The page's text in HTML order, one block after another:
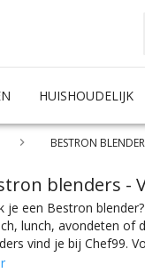
HUISHOUDELIJK
BESTRON
blenders -
je een Bestron
lunch, avondeten of
vind je bij Chef99.
met de juiste